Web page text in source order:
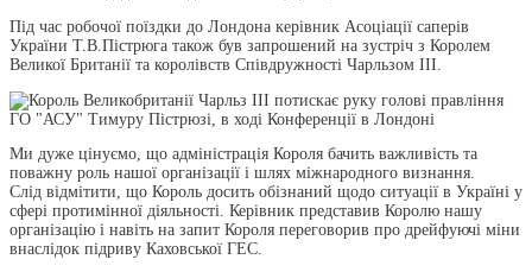
Під час робочої поїздки до Лондона керівник Асоціації саперів
України Т.В.Пістрюга також був запрошений на зустріч з Королем
Великої Британії та королівств Співдружності Чарльзом ІІІ.
Ми дуже цінуємо, що адміністрація Короля бачить важливість та
поважну роль нашої організації і шлях міжнародного визнання.
Слід відмітити, що Король досить обізнаний щодо ситуації в Україні у
сфері протимінної діяльності. Керівник представив Королю нашу
організацію і навіть на запит Короля переговорив про дрейфуючі міни
внаслідок підриву Каховської ГЕС.